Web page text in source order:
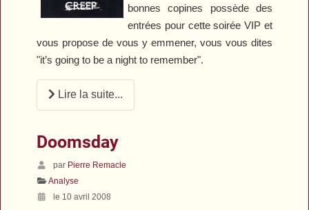
bonnes copines possède des
entrées pour cette soirée VIP et
vous propose de vous y emmener, vous vous dites
"it’s going to be a night to remember".
Lire la suite...
Doomsday
par Pierre Remacle
Analyse
le 10 avril 2008